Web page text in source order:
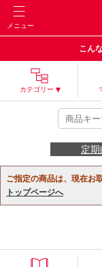
メニュー
こん
カテゴリー
定
ご指定の商品は、現在お
トップページへ